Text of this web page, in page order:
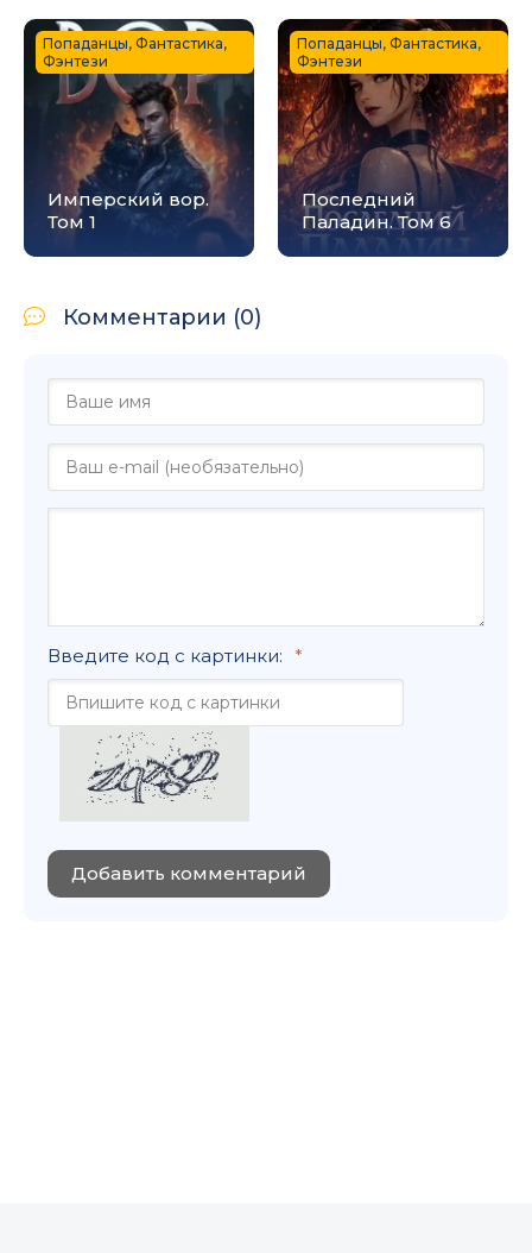
Имперский вор.
Том 1
Попаданцы, Фантастика,
Фэнтези
Последний
Паладин. Том 6
Попаданцы, Фантастика,
Фэнтези
Комментарии (0)
Введите код с картинки:
Добавить комментарий